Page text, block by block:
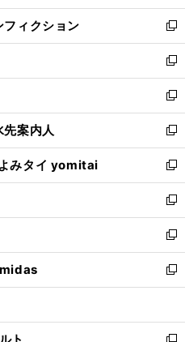
開
く
ウ
で
開
く
ン
ド
ウ
で
開
く
ウ
ィ
ン
ド
ウ
で
開
く
ィクション
新
し
い
ウ
ィ
ン
ド
ウ
で
開
く
新
し
い
ウ
ィ
ン
ド
ウ
で
開
く
新
し
い
ウ
ィ
ン
ド
ウ
で
開
く
案内人
新
し
い
ウ
ィ
ン
ド
ウ
で
開
みタイ yomitai
新
し
い
ウ
ィ
ン
ド
ウ
開
く
新
し
い
ウ
ィ
ン
ウ
新
し
い
ウ
ン
新
し
ウ